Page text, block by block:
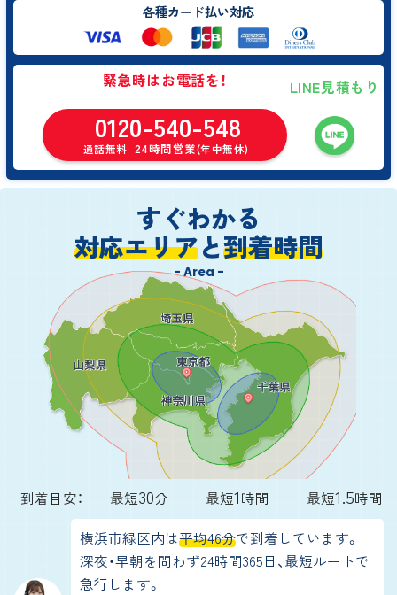
各種カード払い対応
緊急時はお電話を！
0120-540-548
通話無料 24時間営業(年中無休)
LINE見積もり
すぐわかる
対応エリアと到着時間
- Area -
到着目安： 最短30分 最短1時間 最短1.5時間
横浜市緑区内は平均46分で到着しています。
深夜・早朝を問わず24時間365日、最短ルートで
急行します。